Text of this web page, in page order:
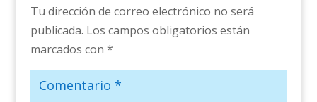
Tu dirección de correo electrónico no será
publicada. Los campos obligatorios están
marcados con *